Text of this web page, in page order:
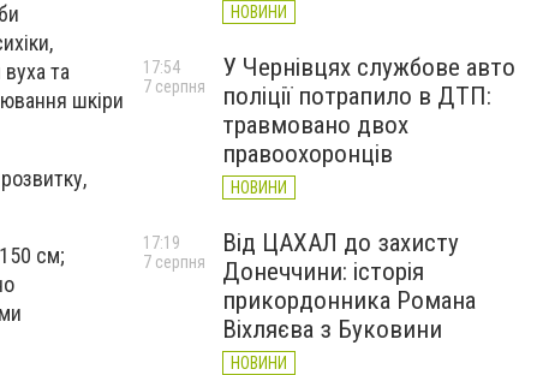
та
шкіри
см;
НОВИНИ
У Чернівцях службове авто
поліції потрапило в ДТП:
травмовано двох
правоохоронців
НОВИНИ
17:54
7 серпня
Від ЦАХАЛ до захисту
Донеччини: історія
прикордонника Романа
Віхляєва з Буковини
НОВИНИ
17:19
7 серпня